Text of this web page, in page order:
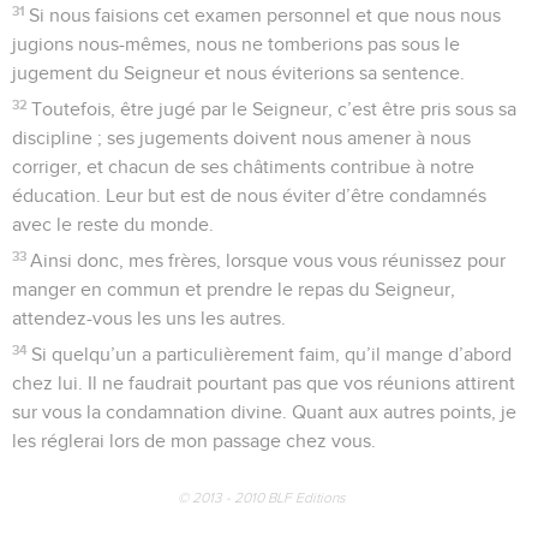
31 Si nous faisions cet examen personnel et que nous nous
jugions nous-mêmes, nous ne tomberions pas sous le
jugement du Seigneur et nous éviterions sa sentence.
32 Toutefois, être jugé par le Seigneur, c’est être pris sous sa
discipline ; ses jugements doivent nous amener à nous
corriger, et chacun de ses châtiments contribue à notre
éducation. Leur but est de nous éviter d’être condamnés
avec le reste du monde.
33 Ainsi donc, mes frères, lorsque vous vous réunissez pour
manger en commun et prendre le repas du Seigneur,
attendez-vous les uns les autres.
34 Si quelqu’un a particulièrement faim, qu’il mange d’abord
chez lui. Il ne faudrait pourtant pas que vos réunions attirent
sur vous la condamnation divine. Quant aux autres points, je
les réglerai lors de mon passage chez vous.
© 2013 - 2010 BLF Editions